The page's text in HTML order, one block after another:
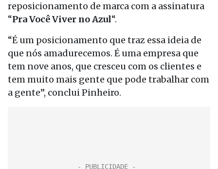
reposicionamento de marca com a assinatura
“Pra Você Viver no Azul“.
“É um posicionamento que traz essa ideia de
que nós amadurecemos. É uma empresa que
tem nove anos, que cresceu com os clientes e
tem muito mais gente que pode trabalhar com
a gente”, conclui Pinheiro.